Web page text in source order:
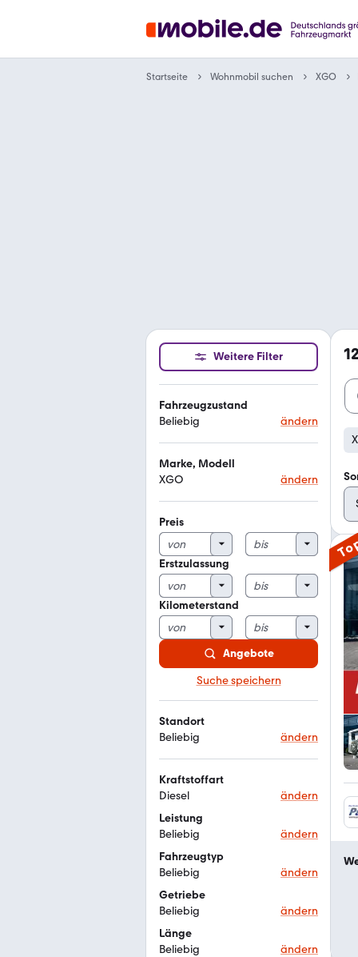
Startseite Wohnmobil suchen XGO
Weitere Filter
Fahrzeugzustand
Beliebig
ändern
Marke, Modell
XGO
ändern
Preis
Erstzulassung
Kilometerstand
Angebote
Suche speichern
Standort
Beliebig
ändern
Kraftstoffart
Diesel
ändern
Leistung
Beliebig
ändern
Fahrzeugtyp
Beliebig
ändern
Getriebe
Beliebig
ändern
Länge
Beliebig
ändern